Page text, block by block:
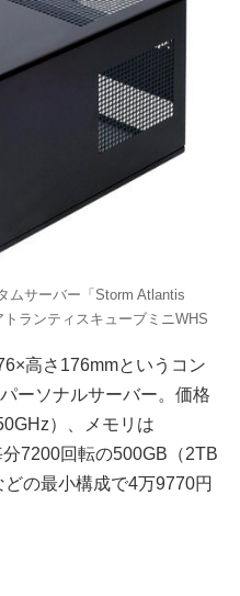
ムサーバー「Storm Atlantis
ランティスキューブミニWHS
高さ176mmというコン
ーソナルサーバー。価格
）、メモリは
7200回転の500GB（2TB
の最小構成で4万9770円